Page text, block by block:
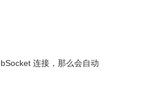
连接，那么会自动